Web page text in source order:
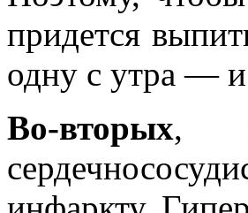
придется
одну с утра — и
Во-вторых,